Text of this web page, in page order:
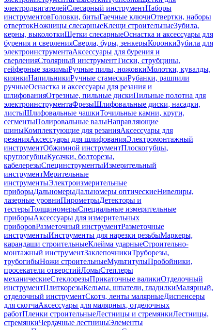
электродвигателейСлесарный инструментНаборы
инструментовГоловки, битыГаечные ключиОтвертки, наборы
отвертокНожницы слесарныеКлещи строительныеЗубила,
керны, выколоткиЩетки слесарныеОснастка и аксессуары для
бурения и сверленияСверла, буры, зенкерыКоронкиЗубила для
электроинструментаАксессуары для бурения и
сверленияСтолярный инструментТиски, струбцины,
гейферные зажимыРучные пилы, ножовкиМолотки, кувалды,
киянкиНапильникиРучные стамескиРубанки, рашпили
ручныеОснастка и аксессуары для резания и
шлифованияОтрезные, пильные дискиПильные полотна для
электроинструментаФрезыШлифовальные диски, насадки,
листыШлифовальные чашкиТочильные камни, круги,
сегментыПолировальные валыНаправляющие
шиныКомплектующие для резанияАксессуары для
резанияАксессуары для шлифованияЭлектромонтажный
инструментОбжимной инструментПлоскогубцы,
круглогубцыКусачки, болторезы,
кабелерезыСпецинструментыИзмерительный
инструментМерительные
инструментыЭлектроизмерительные
приборыДальномерыДальномеры оптическиеНивелиры,
лазерные уровниПирометрыДетекторы и
тестерыТолщиномерыСпециальные измерительные
приборыАксессуары для измерительных
приборовРазметочный инструментРазметочные
инструментыИнструменты для нарезки резьбыМаркеры,
карандаши строительныеКлейма ударныеСтроительно-
монтажный инструментЗаклепочникиТруборезы,
трубогибыНожи строительныеМультитулыПробойники,
просекатели отверстийЛомыСтеплеры
механическиеСтеклорезыПрикаточные валикиОтделочный
инструментПлиткорезыКельмы, шпатели, гладилкиМалярный,
отделочный инструментСкотч, ленты малярныеДиспенсеры
для скотчаАксессуары для малярных, отделочных
работПленки строительныеЛестницы и стремянкиЛестницы,
стремянкиЧердачные лестницыЭлементы